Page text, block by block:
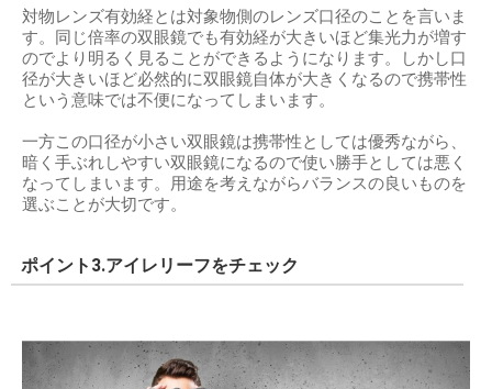
対物レンズ有効経とは対象物側のレンズ口径のことを言いま
す。同じ倍率の双眼鏡でも有効経が大きいほど集光力が増す
のでより明るく見ることができるようになります。しかし口
径が大きいほど必然的に双眼鏡自体が大きくなるので携帯性
という意味では不便になってしまいます。
一方この口径が小さい双眼鏡は携帯性としては優秀ながら、
暗く手ぶれしやすい双眼鏡になるので使い勝手としては悪く
なってしまいます。用途を考えながらバランスの良いものを
選ぶことが大切です。
ポイント3.アイレリーフをチェック